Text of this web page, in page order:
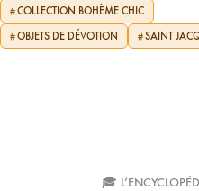
#COLLECTION BOHÈME CHIC
#OBJETS DE DÉVOTION #SAINT
🎓